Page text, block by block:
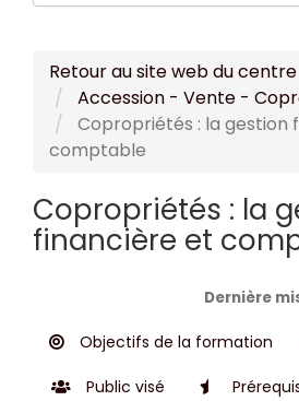
Retour au site web du centre
Accession - Vente -
Copropriétés : la gestion
comptable
Copropriétés : la
financière et
Dernière
Objectifs de la formation
Public visé